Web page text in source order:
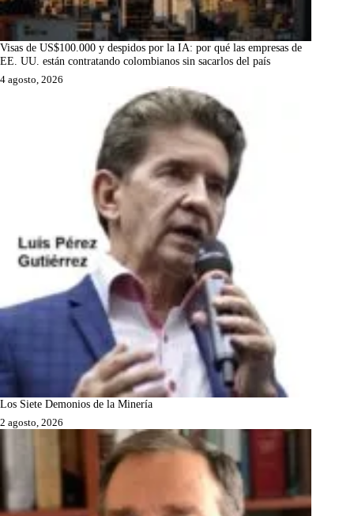
Visas de US$100.000 y despidos por la IA: por qué las empresas de
EE. UU. están contratando colombianos sin sacarlos del país
4 agosto, 2026
Los Siete Demonios de la Minería
2 agosto, 2026